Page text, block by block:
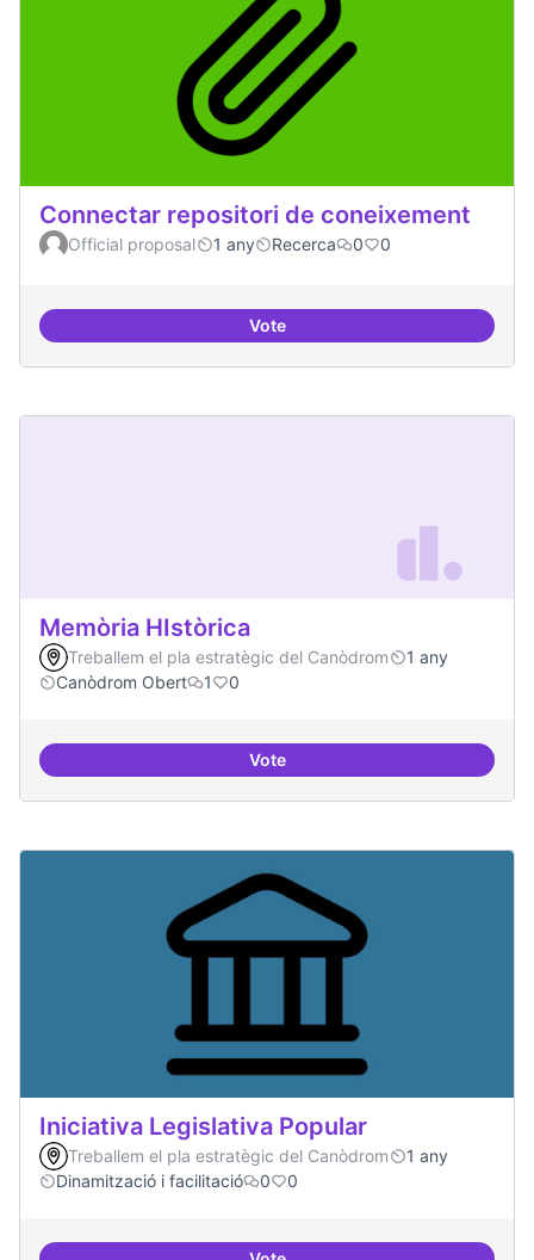
Connectar repositori de coneixement
Official proposal 1 any Recerca 0 0
VoteConnectar repositori de
Memòria HIstòrica
Treballem el pla estratègic del Canòdrom
1 any
Canòdrom Obert
1 0
VoteMemòria HIstòrica
Iniciativa Legislativa Popular
Treballem el pla estratègic del Canòdrom
1 any
Dinamització i facilitació
0 0